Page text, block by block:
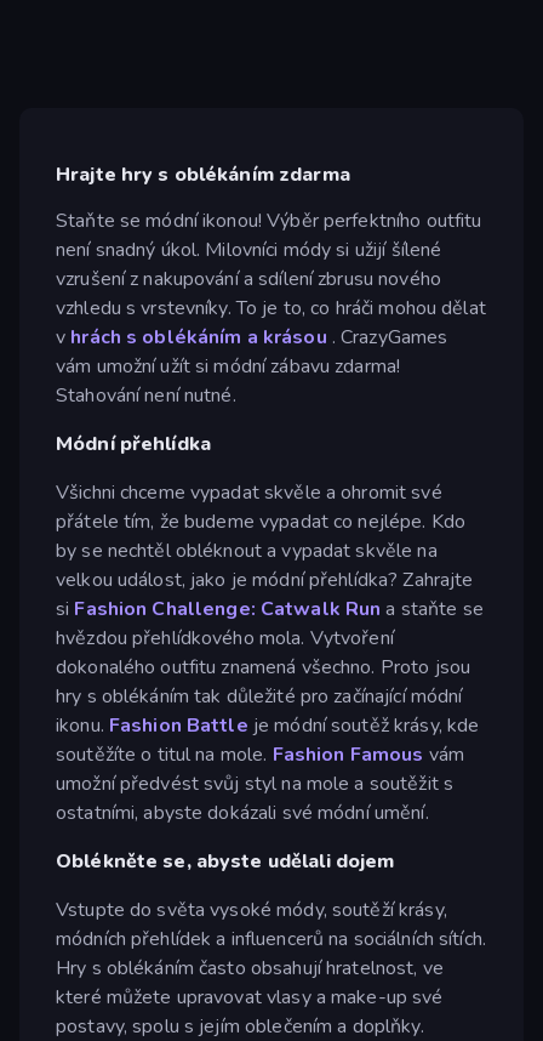
Hrajte hry s oblékáním zdarma
Staňte se módní ikonou! Výběr perfektního outfitu
není snadný úkol. Milovníci módy si užijí šílené
vzrušení z nakupování a sdílení zbrusu nového
vzhledu s vrstevníky. To je to, co hráči mohou dělat
v hrách s oblékáním a krásou . CrazyGames
vám umožní užít si módní zábavu zdarma!
Stahování není nutné.
Módní přehlídka
Všichni chceme vypadat skvěle a ohromit své
přátele tím, že budeme vypadat co nejlépe. Kdo
by se nechtěl obléknout a vypadat skvěle na
velkou událost, jako je módní přehlídka? Zahrajte
si Fashion Challenge: Catwalk Run a staňte se
hvězdou přehlídkového mola. Vytvoření
dokonalého outfitu znamená všechno. Proto jsou
hry s oblékáním tak důležité pro začínající módní
ikonu. Fashion Battle je módní soutěž krásy, kde
soutěžíte o titul na mole. Fashion Famous vám
umožní předvést svůj styl na mole a soutěžit s
ostatními, abyste dokázali své módní umění.
Oblékněte se, abyste udělali dojem
Vstupte do světa vysoké módy, soutěží krásy,
módních přehlídek a influencerů na sociálních sítích.
Hry s oblékáním často obsahují hratelnost, ve
které můžete upravovat vlasy a make-up své
postavy, spolu s jejím oblečením a doplňky.